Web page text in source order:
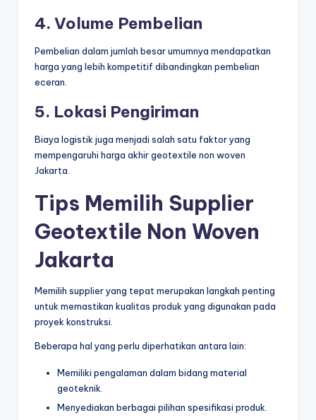
4. Volume Pembelian
Pembelian dalam jumlah besar umumnya mendapatkan
harga yang lebih kompetitif dibandingkan pembelian
eceran.
5. Lokasi Pengiriman
Biaya logistik juga menjadi salah satu faktor yang
mempengaruhi harga akhir geotextile non woven
Jakarta.
Tips Memilih Supplier
Geotextile Non Woven
Jakarta
Memilih supplier yang tepat merupakan langkah penting
untuk memastikan kualitas produk yang digunakan pada
proyek konstruksi.
Beberapa hal yang perlu diperhatikan antara lain:
Memiliki pengalaman dalam bidang material
geoteknik.
Menyediakan berbagai pilihan spesifikasi produk.